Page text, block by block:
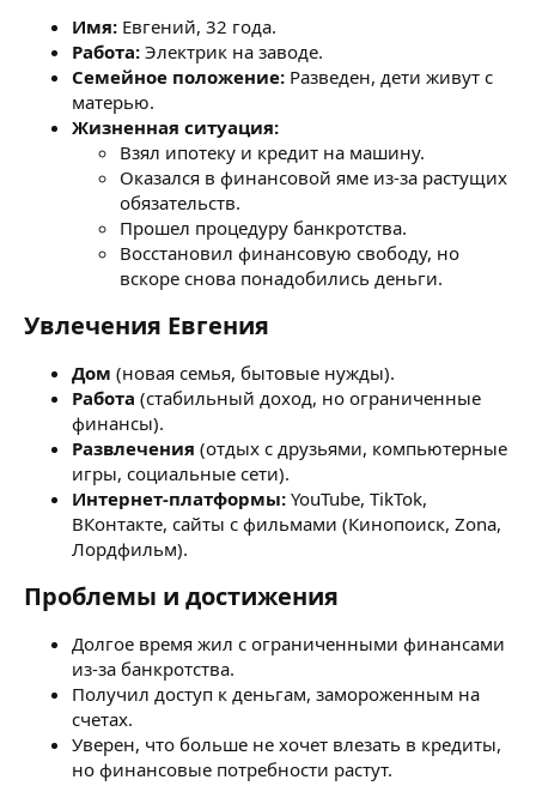
Имя: Евгений, 32 года.
Работа: Электрик на заводе.
Семейное положение: Разведен, дети живут с
матерью.
Жизненная ситуация:
Взял ипотеку и кредит на машину.
Оказался в финансовой яме из-за растущих
обязательств.
Прошел процедуру банкротства.
Восстановил финансовую свободу, но
вскоре снова понадобились деньги.
Увлечения Евгения
Дом (новая семья, бытовые нужды).
Работа (стабильный доход, но ограниченные
финансы).
Развлечения (отдых с друзьями, компьютерные
игры, социальные сети).
Интернет-платформы: YouTube, TikTok,
ВКонтакте, сайты с фильмами (Кинопоиск, Zona,
Лордфильм).
Проблемы и достижения
Долгое время жил с ограниченными финансами
из-за банкротства.
Получил доступ к деньгам, замороженным на
счетах.
Уверен, что больше не хочет влезать в кредиты,
но финансовые потребности растут.